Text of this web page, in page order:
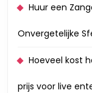
Huur een
Onvergetelijke
Hoeveel kost
prijs voor live